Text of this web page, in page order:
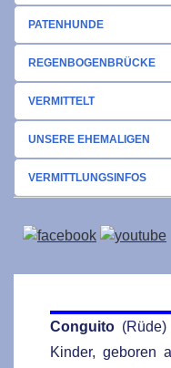
PATENHUNDE
REGENBOGENBRÜCKE
VERMITTELT
UNSERE EHEMALIGEN
VERMITTLUNGSINFOS
Conguito
Kinder, geboren